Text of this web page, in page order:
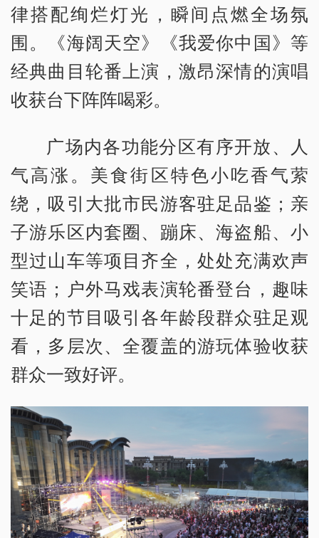
律搭配绚烂灯光，瞬间点燃全场氛
围。《海阔天空》《我爱你中国》等
经典曲目轮番上演，激昂深情的演唱
收获台下阵阵喝彩。
广场内各功能分区有序开放、人
气高涨。美食街区特色小吃香气萦
绕，吸引大批市民游客驻足品鉴；亲
子游乐区内套圈、蹦床、海盗船、小
型过山车等项目齐全，处处充满欢声
笑语；户外马戏表演轮番登台，趣味
十足的节目吸引各年龄段群众驻足观
看，多层次、全覆盖的游玩体验收获
群众一致好评。